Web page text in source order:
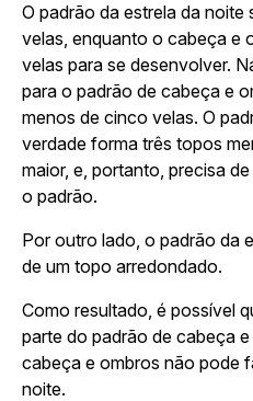
O padrão da estrela da noite
velas, enquanto o cabeça e
velas para se desenvolver.
para o padrão de cabeça e
menos de cinco velas. O
verdade forma três topos
maior, e, portanto, precisa
o padrão.
Por outro lado, o padrão da
de um topo arredondado.
Como resultado, é possível
parte do padrão de cabeça
cabeça e ombros não pode
noite.